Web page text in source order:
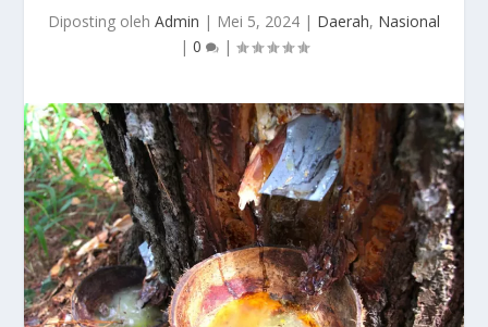
Diposting oleh Admin | Mei 5, 2024 | Daerah, Nasional
| 0 |